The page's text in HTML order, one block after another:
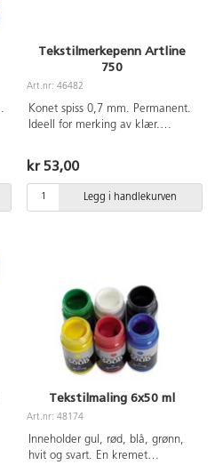
Tekstilmerkepenn Artline
750
Art.nr: 46482
Konet spiss 0,7 mm. Permanent.
Ideell for merking av klær.
som tørker med en gang.
Xylenfri. Aluminiumskropp.
kr 53,00
Legg i handlekurven
Tekstilmaling 6x50 ml
Art.nr: 48174
Inneholder gul, rød, blå, grønn,
hvit og svart. En kremet